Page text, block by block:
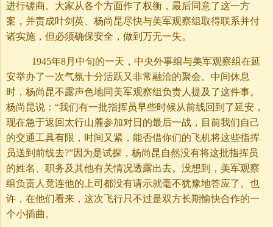
进行磋商。大家从各个方面作了权衡，最后同意了这一方
案，并责成叶剑英、杨尚昆尽快与美军观察组取得联系并付
诸实施，但必须确保安全，做到万无一失。
1945年8月中旬的一天，中央外事组与美军观察组在延
安举办了一次气氛十分活跃又非常融洽的聚会。中间休息
时，杨尚昆不露声色地同美军观察组负责人提及了这件事。
杨尚昆说：“我们有一批指挥员早些时候从前线回到了延安，
现在急于返回太行山麓参加对日的最后一战，目前我们自己
的交通工具有限，时间又紧，能否借你们的飞机将这些指挥
员送到前线去?”因为是试探，杨尚昆自然没有将这批指挥员
的姓名、职务及其他有关情况透露出去。没想到，美军观察
组负责人竟连他的上司都没有请示就毫不犹豫地答应了。也
许，在他们看来，这次飞行只不过是双方长期愉快合作的一
个小插曲。